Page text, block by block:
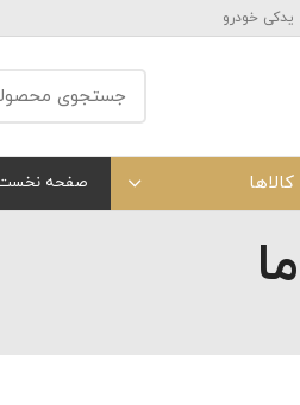
یدکی خودرو
صفحه